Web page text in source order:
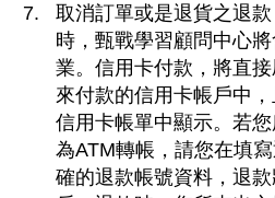
取消訂單或是退貨之退
時，甄戰學習顧問中心
業。信用卡付款，將直
來付款的信用卡帳戶中
信用卡帳單中顯示。若
為ATM轉帳，請您在填
確的退款帳號資料，退